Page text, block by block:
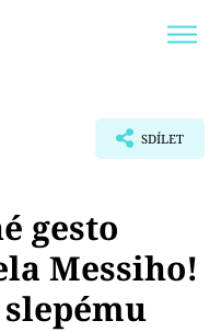
SDÍLET
gesto
Messiho!